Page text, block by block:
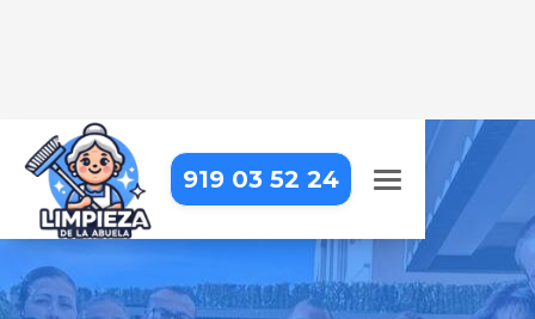
919 03 52 24
LIMPIEZA DE OBRA EN
VILLALBILLA
Dejamos tu obra impecable, con